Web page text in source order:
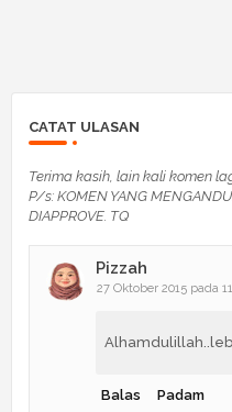
CATAT ULASAN
Terima kasih, lain kali komen
P/s: KOMEN YANG
DIAPPROVE. TQ
Pizzah
27 Oktober 2015 pada
Balas Padam